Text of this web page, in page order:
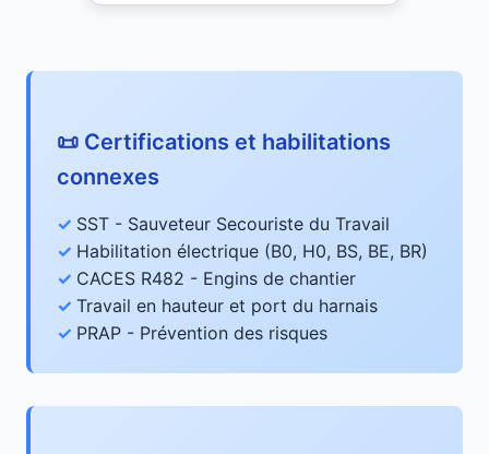
📜 Certifications et habilitations
connexes
SST - Sauveteur Secouriste du Travail
Habilitation électrique (B0, H0, BS, BE, BR)
CACES R482 - Engins de chantier
Travail en hauteur et port du harnais
PRAP - Prévention des risques